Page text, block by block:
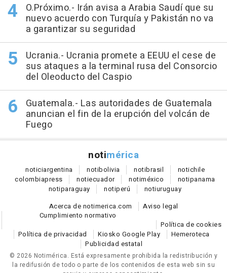
O.Próximo.- Irán avisa a Arabia Saudí que su
nuevo acuerdo con Turquía y Pakistán no va
a garantizar su seguridad
Ucrania.- Ucrania promete a EEUU el cese de
sus ataques a la terminal rusa del Consorcio
del Oleoducto del Caspio
Guatemala.- Las autoridades de Guatemala
anuncian el fin de la erupción del volcán de
Fuego
notimérica
noticiargentina notibolivia notibrasil notichile
colombiapress notiecuador notiméxico notipanama
notiparaguay notiperú notiuruguay
Acerca de notimerica.com
Aviso legal
Cumplimiento normativo
Política de cookies
Política de privacidad
Kiosko Google Play
Hemeroteca
Publicidad estatal
© 2026 Notimérica. Está expresamente prohibida la redistribución y
la redifusión de todo o parte de los contenidos de esta web sin su